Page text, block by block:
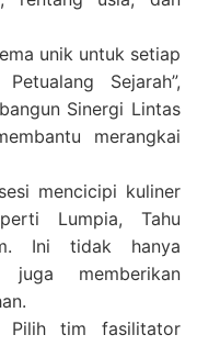
unik untuk setiap
Sejarah”,
Sinergi Lintas
merangkai
mencicipi kuliner
Lumpia, Tahu
Ini tidak hanya
memberikan
Pilih tim fasilitator